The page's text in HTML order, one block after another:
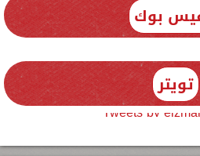
بوك
تويتر
Tweets by